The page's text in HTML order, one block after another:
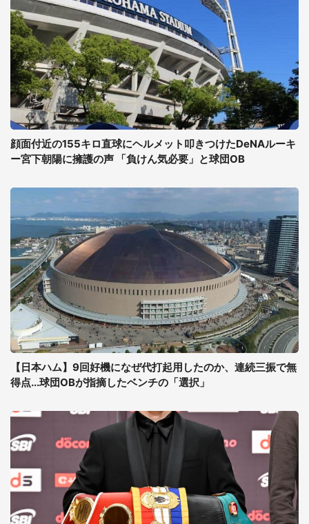
顔面付近の155キロ直球にヘルメット叩きつけたDeNAルーキ
ー宮下朝陽に擁護の声 「負けん気必要」と球団OB
【日本ハム】9回好機になぜ代打起用したのか、連続三振で無
得点...球団OBが指摘したベンチの「選択」